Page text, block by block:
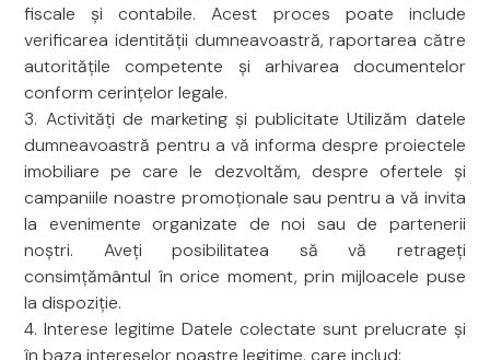
fiscale și contabile. Acest proces poate include
verificarea identității dumneavoastră, raportarea către
autoritățile competente și arhivarea documentelor
conform cerințelor legale.
3. Activități de marketing și publicitate Utilizăm datele
dumneavoastră pentru a vă informa despre proiectele
imobiliare pe care le dezvoltăm, despre ofertele și
campaniile noastre promoționale sau pentru a vă invita
la evenimente organizate de noi sau de partenerii
noștri. Aveți posibilitatea să vă retrageți
consimțământul în orice moment, prin mijloacele puse
la dispoziție.
4. Interese legitime Datele colectate sunt prelucrate și
în baza intereselor noastre legitime, care includ: